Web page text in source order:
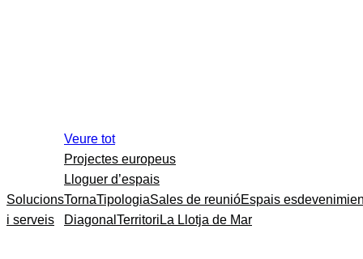
Solucions
i serveis
Veure tot
Projectes europeus
Lloguer d’espais
TornaTipologiaSales de reunióEspais
Diagonal Territori La Llotja de Mar